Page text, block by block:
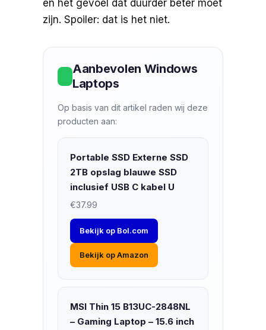
en het gevoel dat duurder beter moet
zijn. Spoiler: dat is het niet.
Aanbevolen Windows
Laptops
Op basis van dit artikel raden wij deze
producten aan:
Portable SSD Externe SSD
2TB opslag blauwe SSD
inclusief USB C kabel U
€37.99
Bekijk op Bol.com
Bekijk op Amazon
MSI Thin 15 B13UC-2848NL
– Gaming Laptop – 15.6 inch